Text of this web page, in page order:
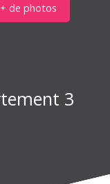
+ de photos
3